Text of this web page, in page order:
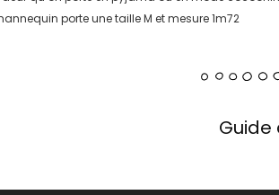
porte une taille M et mesure 1m72
Guide